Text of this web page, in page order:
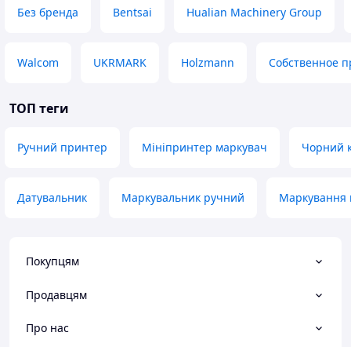
Без бренда Bentsai Hualian Machinery Group
Walcom UKRMARK Holzmann Собственное
ТОП теги
Ручний принтер Мініпринтер маркувач Чорний
Датувальник Маркувальник ручний Маркування
Покупцям
Продавцям
Про нас